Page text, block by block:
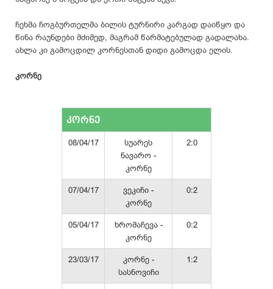
ჩეხმა ჩოგბურთელმა ბილის ტურნირი კარგად დაიწყო და
წინა რაუნდები მძიმედ, მაგრამ წარმატებულად გადალახა.
ახლა კი გამოცდილ კორნესთან დიდი გამოცდა ელის.
კორნე
კორნე
08/04/17
სუარეს
ნავარო -
კორნე
2:0
07/04/17
ვეკიჩი -
კორნე
0:2
05/04/17
ხრომაჩევა -
კორნე
0:2
23/03/17
კორნე -
სასნოვიჩი
1:2